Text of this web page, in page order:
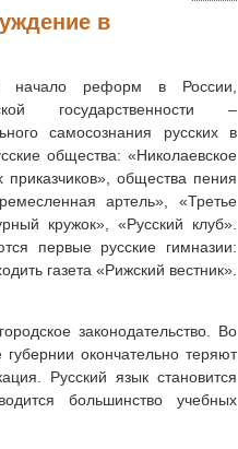
в
начало реформ в России,
государственности –
самосознания русских в
общества: «Николаевское
приказчиков», общества пения
артель», «Третье
кружок», «Русский клуб».
первые русские гимназии:
газета «Рижский вестник».
законодательство. Во
окончательно теряют
Русский язык становится
большинство учебных